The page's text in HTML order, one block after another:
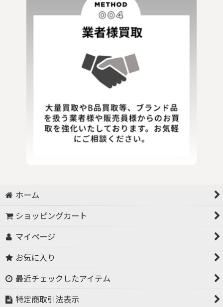
ホーム
ショッピングカート
マイページ
お気に入り
最近チェックしたアイテム
特定商取引法表示